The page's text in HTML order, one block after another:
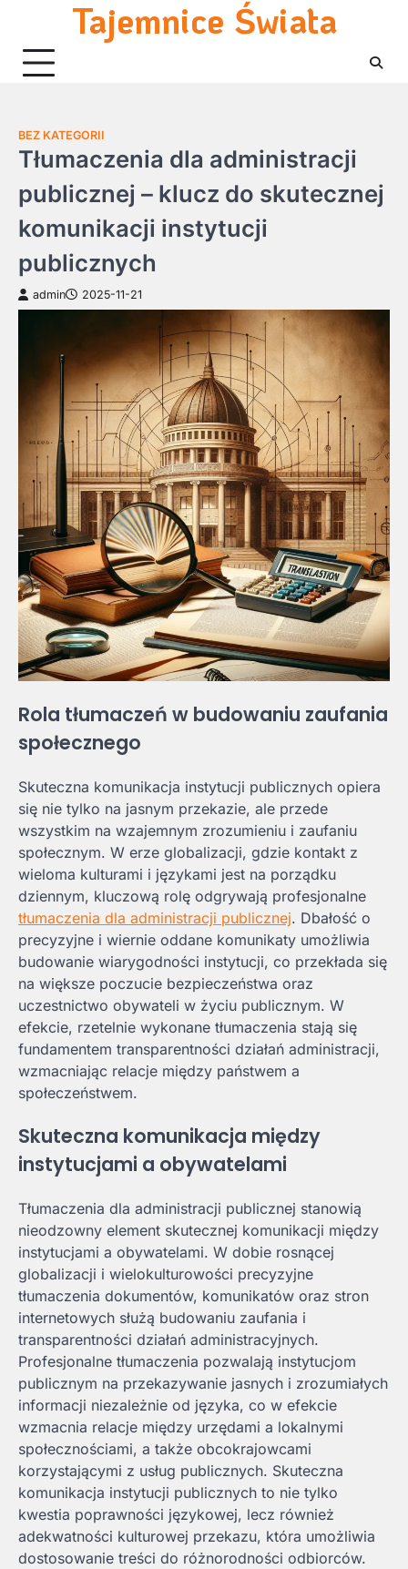
content
Tajemnice Świata
BEZ KATEGORII
Tłumaczenia dla administracji
publicznej – klucz do skutecznej
komunikacji instytucji
publicznych
admin 2025-11-21
Rola tłumaczeń w budowaniu zaufania
społecznego
Skuteczna komunikacja instytucji publicznych opiera
się nie tylko na jasnym przekazie, ale przede
wszystkim na wzajemnym zrozumieniu i zaufaniu
społecznym. W erze globalizacji, gdzie kontakt z
wieloma kulturami i językami jest na porządku
dziennym, kluczową rolę odgrywają profesjonalne
tłumaczenia dla administracji publicznej. Dbałość o
precyzyjne i wiernie oddane komunikaty umożliwia
budowanie wiarygodności instytucji, co przekłada się
na większe poczucie bezpieczeństwa oraz
uczestnictwo obywateli w życiu publicznym. W
efekcie, rzetelnie wykonane tłumaczenia stają się
fundamentem transparentności działań administracji,
wzmacniając relacje między państwem a
społeczeństwem.
Skuteczna komunikacja między
instytucjami a obywatelami
Tłumaczenia dla administracji publicznej stanowią
nieodzowny element skutecznej komunikacji między
instytucjami a obywatelami. W dobie rosnącej
globalizacji i wielokulturowości precyzyjne
tłumaczenia dokumentów, komunikatów oraz stron
internetowych służą budowaniu zaufania i
transparentności działań administracyjnych.
Profesjonalne tłumaczenia pozwalają instytucjom
publicznym na przekazywanie jasnych i zrozumiałych
informacji niezależnie od języka, co w efekcie
wzmacnia relacje między urzędami a lokalnymi
społecznościami, a także obcokrajowcami
korzystającymi z usług publicznych. Skuteczna
komunikacja instytucji publicznych to nie tylko
kwestia poprawności językowej, lecz również
adekwatności kulturowej przekazu, która umożliwia
dostosowanie treści do różnorodności odbiorców.